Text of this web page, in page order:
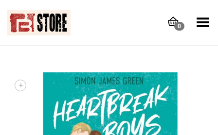
0
Toggle Menu
+